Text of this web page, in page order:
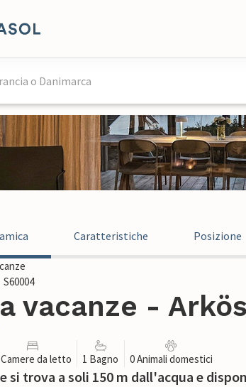
Caratteristiche Posizione
S60004
vacanze -
da letto 1 Bagno 0 Animali domestici
si trova a soli 150 m dall'acqua e